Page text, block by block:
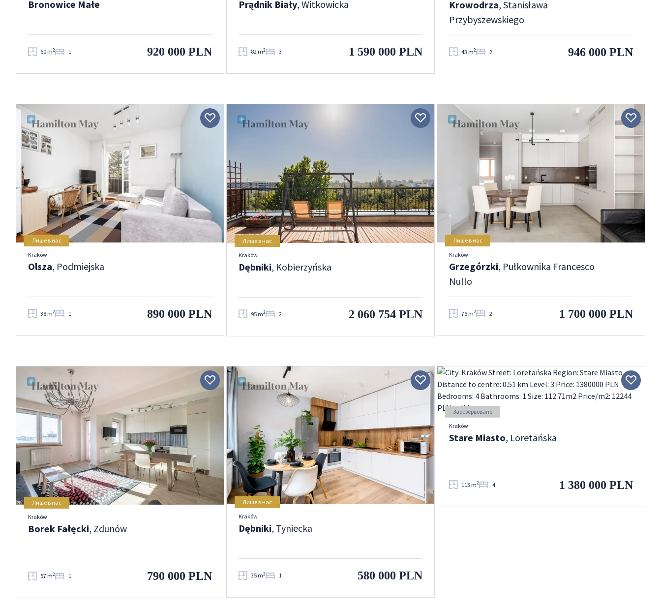
Bronowice Małe
60 m2 1 920 000 PLN
Prądnik Biały, Witkowicka
82 m2 3 1 590 000 PLN
Krowodrza, Stanisława
Przybyszewskiego
43 m2 2 946 000 PLN
Лише в нас
Kraków
Olsza, Podmiejska
38 m2 1 890 000 PLN
Лише в нас
Kraków
Dębniki, Kobierzyńska
95 m2 2 2 060 754 PLN
Лише в нас
Kraków
Grzegórzki, Pułkownika Francesco
Nullo
76 m2 2 1 700 000 PLN
Лише в нас
Kraków
Borek Fałęcki, Zdunów
57 m2 1 790 000 PLN
Лише в нас
Kraków
Dębniki, Tyniecka
35 m2 1 580 000 PLN
Зарезервовано
Kraków
Stare Miasto, Loretańska
113 m2 4 1 380 000 PLN